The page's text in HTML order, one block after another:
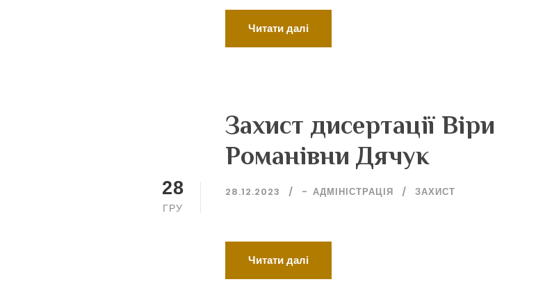
Читати далі
28
ГРУ
Захист дисертації Віри
Романівни Дячук
28.12.2023 - АДМІНІСТРАЦІЯ ЗАХИСТ
Читати далі